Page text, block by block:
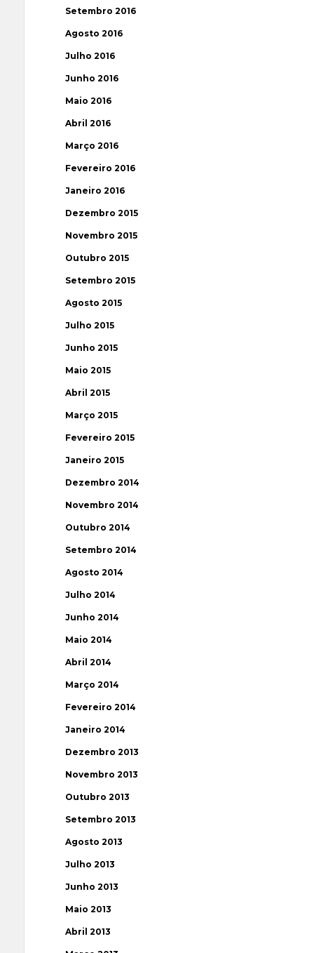
Setembro 2016
Agosto 2016
Julho 2016
Junho 2016
Maio 2016
Abril 2016
Março 2016
Fevereiro 2016
Janeiro 2016
Dezembro 2015
Novembro 2015
Outubro 2015
Setembro 2015
Agosto 2015
Julho 2015
Junho 2015
Maio 2015
Abril 2015
Março 2015
Fevereiro 2015
Janeiro 2015
Dezembro 2014
Novembro 2014
Outubro 2014
Setembro 2014
Agosto 2014
Julho 2014
Junho 2014
Maio 2014
Abril 2014
Março 2014
Fevereiro 2014
Janeiro 2014
Dezembro 2013
Novembro 2013
Outubro 2013
Setembro 2013
Agosto 2013
Julho 2013
Junho 2013
Maio 2013
Abril 2013